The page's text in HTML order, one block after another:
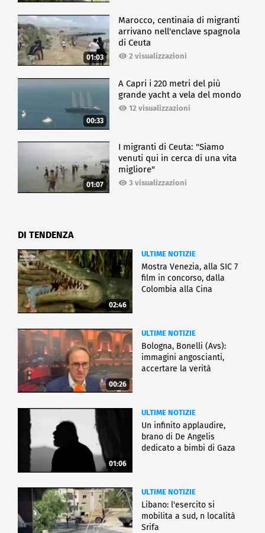
01:03
Marocco, centinaia di migranti
arrivano nell'enclave spagnola
di Ceuta
2 visualizzazioni
00:33
A Capri i 220 metri del più
grande yacht a vela del mondo
12 visualizzazioni
01:07
I migranti di Ceuta: "Siamo
venuti qui in cerca di una vita
migliore"
3 visualizzazioni
DI TENDENZA
02:46
ULTIME NOTIZIE
Mostra Venezia, alla SIC 7
film in concorso, dalla
Colombia alla Cina
00:26
ULTIME NOTIZIE
Bologna, Bonelli (Avs):
immagini angoscianti,
accertare la verità
01:06
ULTIME NOTIZIE
Un infinito applaudire,
brano di De Angelis
dedicato a bimbi di Gaza
ULTIME NOTIZIE
Libano: l'esercito si
mobilita a sud, n località
Srifa